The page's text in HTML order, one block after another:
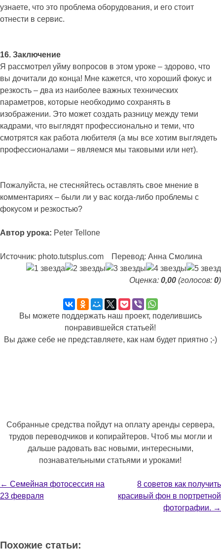
узнаете, что это проблема оборудования, и его стоит
отнести в сервис.
16. Заключение
Я рассмотрел уйму вопросов в этом уроке – здорово, что
вы дочитали до конца! Мне кажется, что хороший фокус и
резкость – два из наиболее важных технических
параметров, которые необходимо сохранять в
изображении. Это может создать разницу между теми
кадрами, что выглядят профессионально и теми, что
смотрятся как работа любителя (а мы все хотим выглядеть
профессионалами – являемся мы таковыми или нет).
Пожалуйста, не стесняйтесь оставлять свое мнение в
комментариях – были ли у вас когда-либо проблемы с
фокусом и резкостью?
Автор урока: Peter Tellone
Источник: photo.tutsplus.com Перевод: Анна Смолина
Оценка: 0,00 (голосов: 0)
Вы можете поддержать наш проект, поделившись
понравившейся статьей!
Вы даже себе не представляете, как нам будет приятно ;-)
Собранные средства пойдут на оплату аренды сервера,
трудов переводчиков и копирайтеров. Чтоб мы могли и
дальше радовать вас новыми, интересными,
познавательными статьями и уроками!
Навигация
← Семейная фотосессия на
23 февраля
8 советов как получить
красивый фон в портретной
фотографии. →
Похожие статьи: